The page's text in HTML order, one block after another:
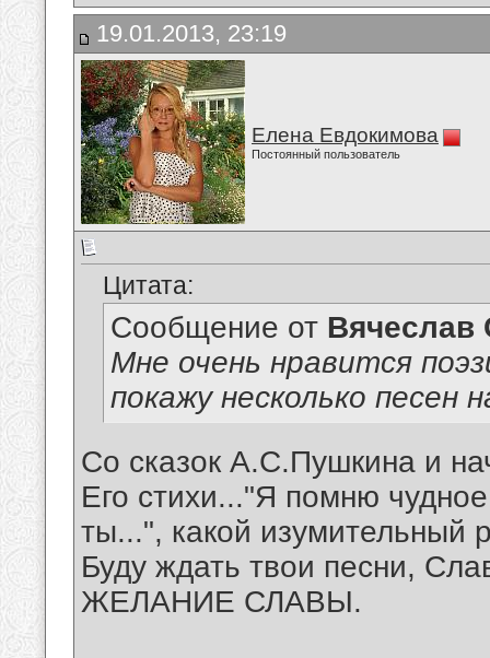
19.01.2013, 23:19
Елена Евдокимова
Постоянный пользователь
Цитата:
Сообщение от Вячеслав
Мне очень нравится
покажу несколько песен
Со сказок А.С.Пушкина и
Его стихи..."Я помню
ты...", какой изумительный
Буду ждать твои песни,
ЖЕЛАНИЕ СЛАВЫ.